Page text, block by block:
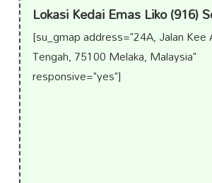
Lokasi Kedai Emas Liko (916)
[su_gmap address="24A, Jalan Kee
Tengah, 75100 Melaka, Malaysia"
responsive="yes"]